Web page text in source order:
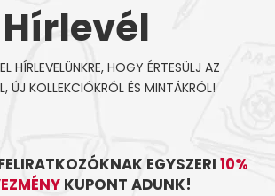
Hírlevél
HÍRLEVELÜNKRE, HOGY ÉRTESÜLJ AZ
ÚJ KOLLEKCIÓKRÓL ÉS MINTÁKRÓL!
EGYSZERI 10%
KUPONT ADUNK!